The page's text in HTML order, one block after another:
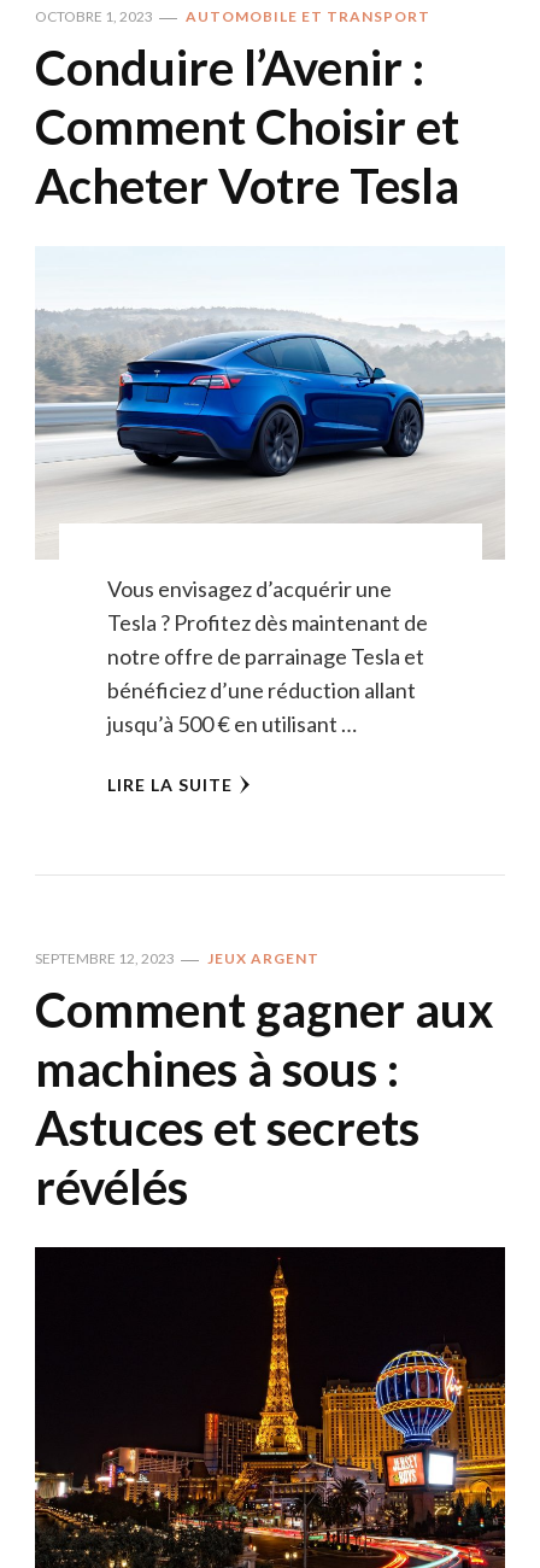
OCTOBRE 1, 2023 AUTOMOBILE ET TRANSPORT
Conduire l’Avenir :
Comment Choisir et
Acheter Votre Tesla
Vous envisagez d’acquérir une
Tesla ? Profitez dès maintenant de
notre offre de parrainage Tesla et
bénéficiez d’une réduction allant
jusqu’à 500 € en utilisant …
LIRE LA SUITE
SEPTEMBRE 12, 2023 JEUX ARGENT
Comment gagner aux
machines à sous :
Astuces et secrets
révélés